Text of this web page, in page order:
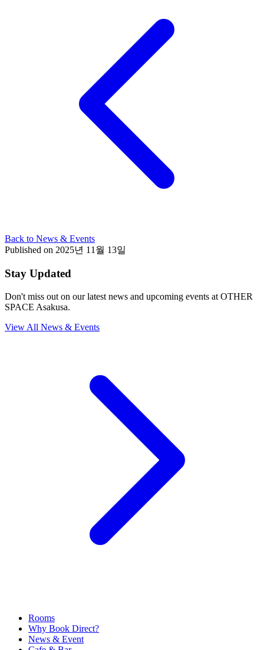
Back to News & Events
Published on 2025년 11월 13일
Stay Updated
Don't miss out on our latest news and upcoming events at OTHER
SPACE Asakusa.
View All News & Events
Rooms
Why Book Direct?
News & Event